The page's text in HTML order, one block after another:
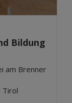
2025
Bildung
am Brenner
Tirol